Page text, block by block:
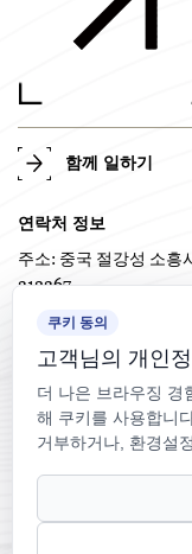
함께 일하기
연락처 정보
주소: 중국 절강성 소흥
312367
전화: +86-138 5858 4714
이메일:
쿠키 동의
고객님의 개인
더 나은 브라우징 경
해 쿠키를 사용합니
거부하거나, 환경설